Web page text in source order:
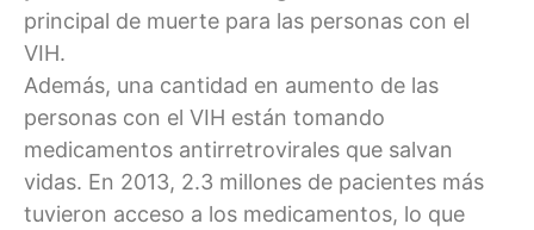
principal de muerte para las personas con el
VIH.
Además, una cantidad en aumento de las
personas con el VIH están tomando
medicamentos antirretrovirales que salvan
vidas. En 2013, 2.3 millones de pacientes más
tuvieron acceso a los medicamentos, lo que